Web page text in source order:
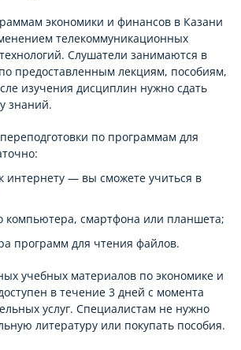
экономики и финансов в Казани
телекоммуникационных
Слушатели занимаются в
предоставленным лекциям, пособиям,
изучения дисциплин нужно сдать
знаний.
по программам для
интернету — вы сможете учиться в
компьютера, смартфона или планшета;
программ для чтения файлов.
учебных материалов по экономике и
в течение 3 дней с момента
услуг. Специалистам не нужно
литературу или покупать пособия.